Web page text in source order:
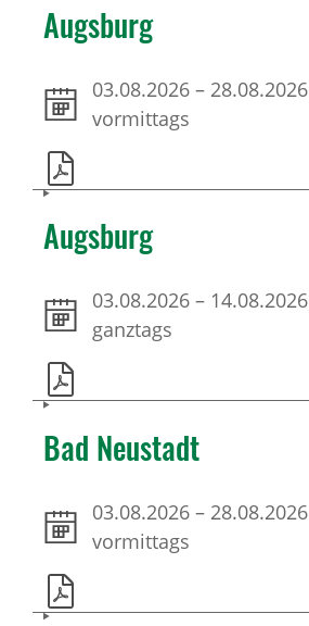
Augsburg
03.08.2026 – 28.08.2026
vormittags
Augsburg
03.08.2026 – 14.08.2026
ganztags
Bad Neustadt
03.08.2026 – 28.08.2026
vormittags